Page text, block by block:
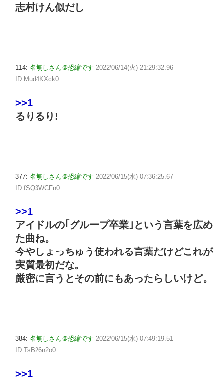
志村けん似だし
114: 名無しさん＠恐縮です 2022/06/14(火) 21:29:32.96
ID:Mud4KXck0
>>1
るりるり!
377: 名無しさん＠恐縮です 2022/06/15(水) 07:36:25.67
ID:fSQ3WCFn0
>>1
アイドルの｢グループ卒業｣という言葉を広め
た曲ね。
今やしょっちゅう使われる言葉だけどこれが
実質最初だな。
厳密に言うとその前にもあったらしいけど。
384: 名無しさん＠恐縮です 2022/06/15(水) 07:49:19.51
ID:TsB26n2o0
>>1